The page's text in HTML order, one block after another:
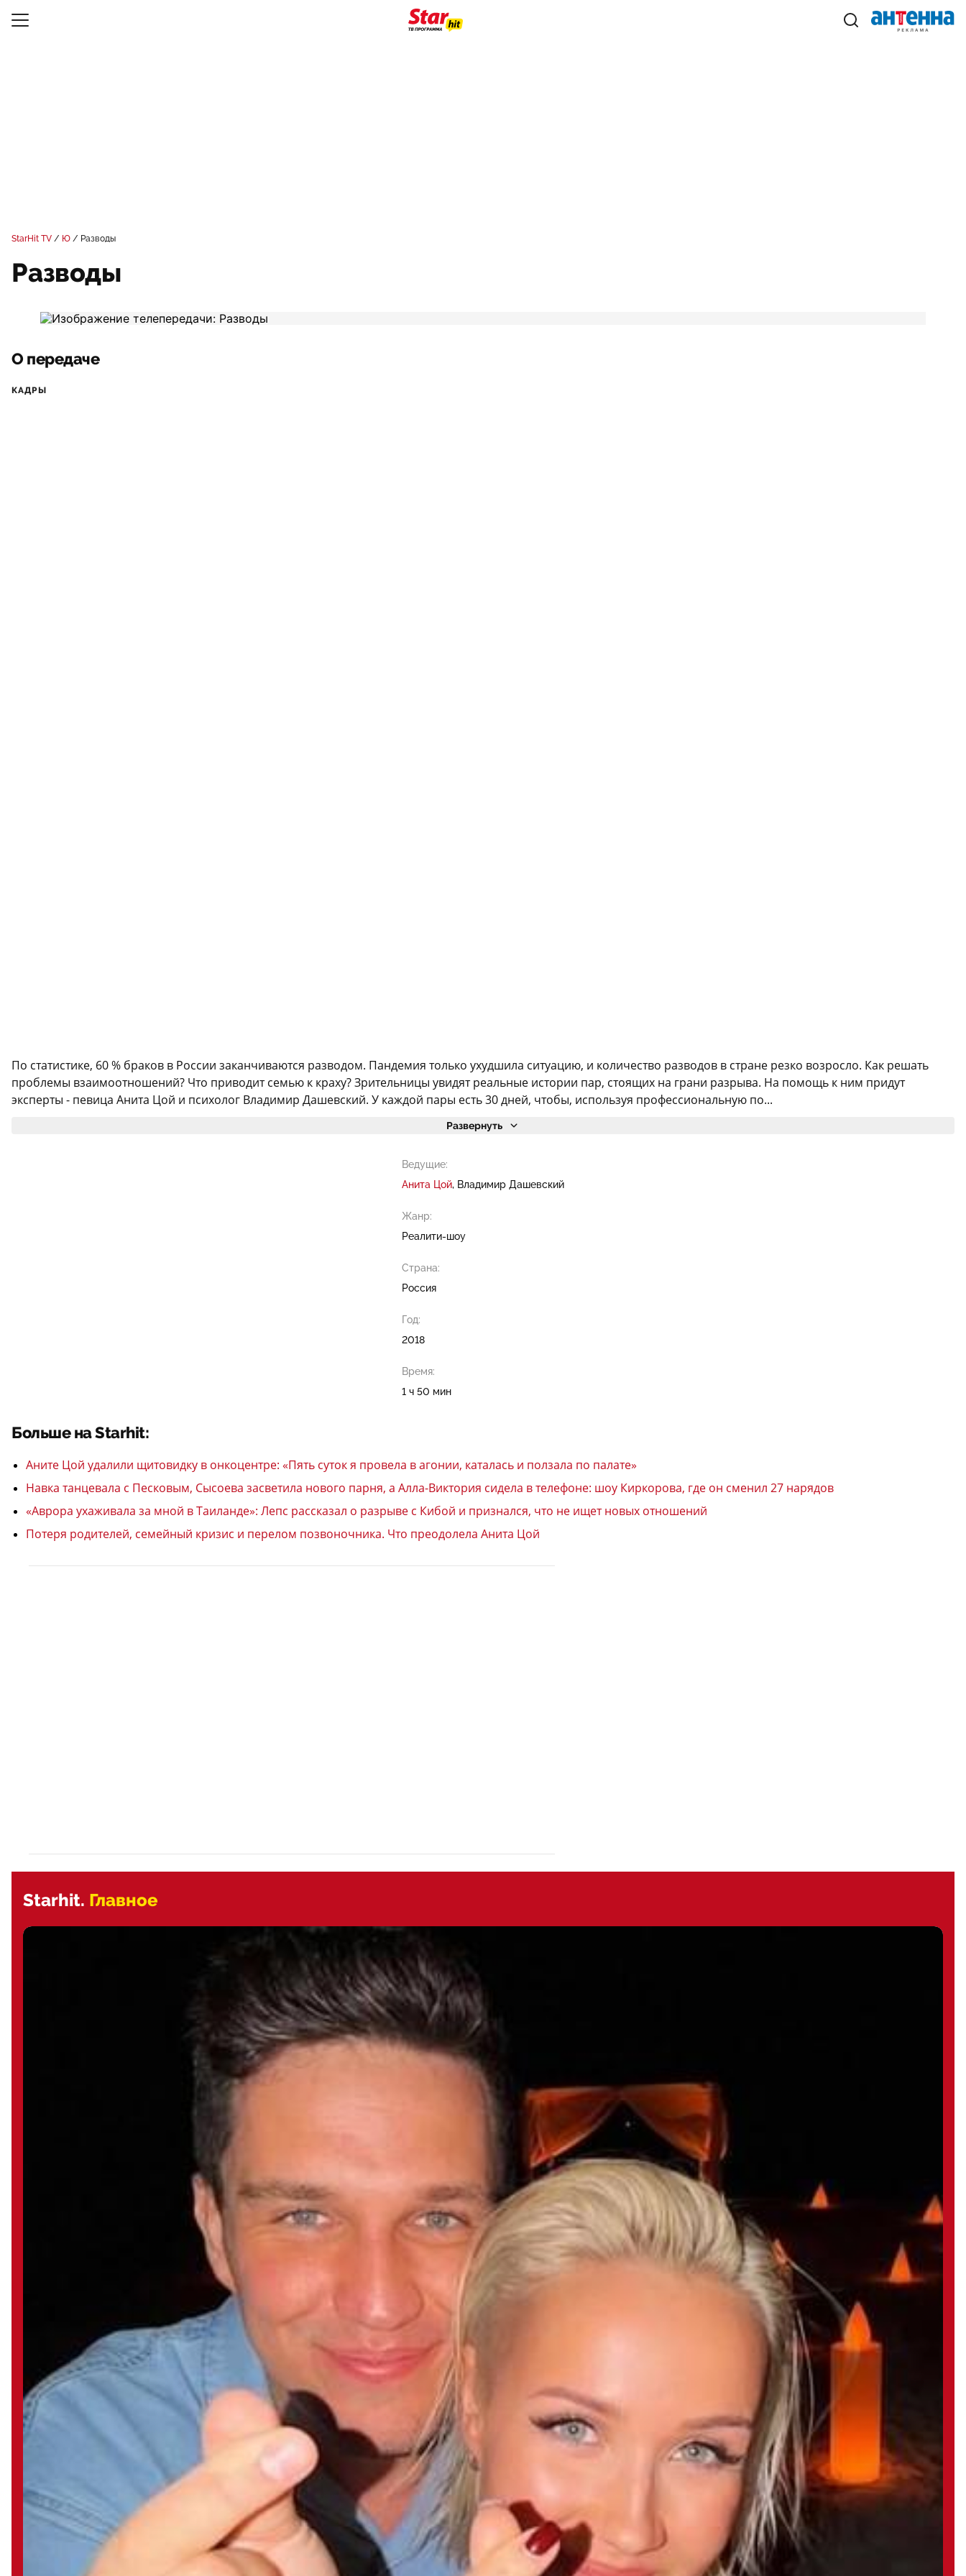
StarHit TV Ю Разводы
Разводы
О передаче
КАДРЫ
По статистике, 60 % браков в России заканчиваются разводом. Пандемия только ухудшила ситуацию, и количество разводов в стране резко возросло. Как решать
проблемы взаимоотношений? Что приводит семью к краху? Зрительницы увидят реальные истории пар, стоящих на грани разрыва. На помощь к ним придут
эксперты - певица Анита Цой и психолог Владимир Дашевский. У каждой пары есть 30 дней, чтобы, используя профессиональную по...
Развернуть
Ведущие:
Анита Цой Владимир Дашевский
Жанр:
Реалити-шоу
Страна:
Россия
Год:
2018
Время:
1 ч 50 мин
Больше на Starhit:
Аните Цой удалили щитовидку в онкоцентре: «Пять суток я провела в агонии, каталась и ползала по палате»
Навка танцевала с Песковым, Сысоева засветила нового парня, а Алла-Виктория сидела в телефоне: шоу Киркорова, где он сменил 27 нарядов
«Аврора ухаживала за мной в Таиланде»: Лепс рассказал о разрыве с Кибой и признался, что не ищет новых отношений
Потеря родителей, семейный кризис и перелом позвоночника. Что преодолела Анита Цой
Starhit. Главное